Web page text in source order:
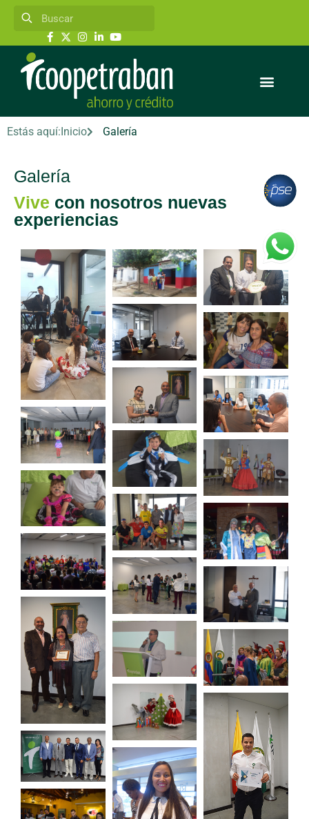
Estás aquí: Inicio Galería
Vive con nosotros nuevas
experiencias
Galería